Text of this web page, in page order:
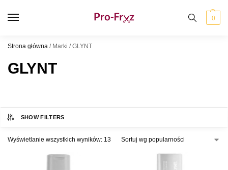
0
Strona główna / Marki /GLYNT
GLYNT
SHOW FILTERS
Wyświetlanie wszystkich wyników: 13